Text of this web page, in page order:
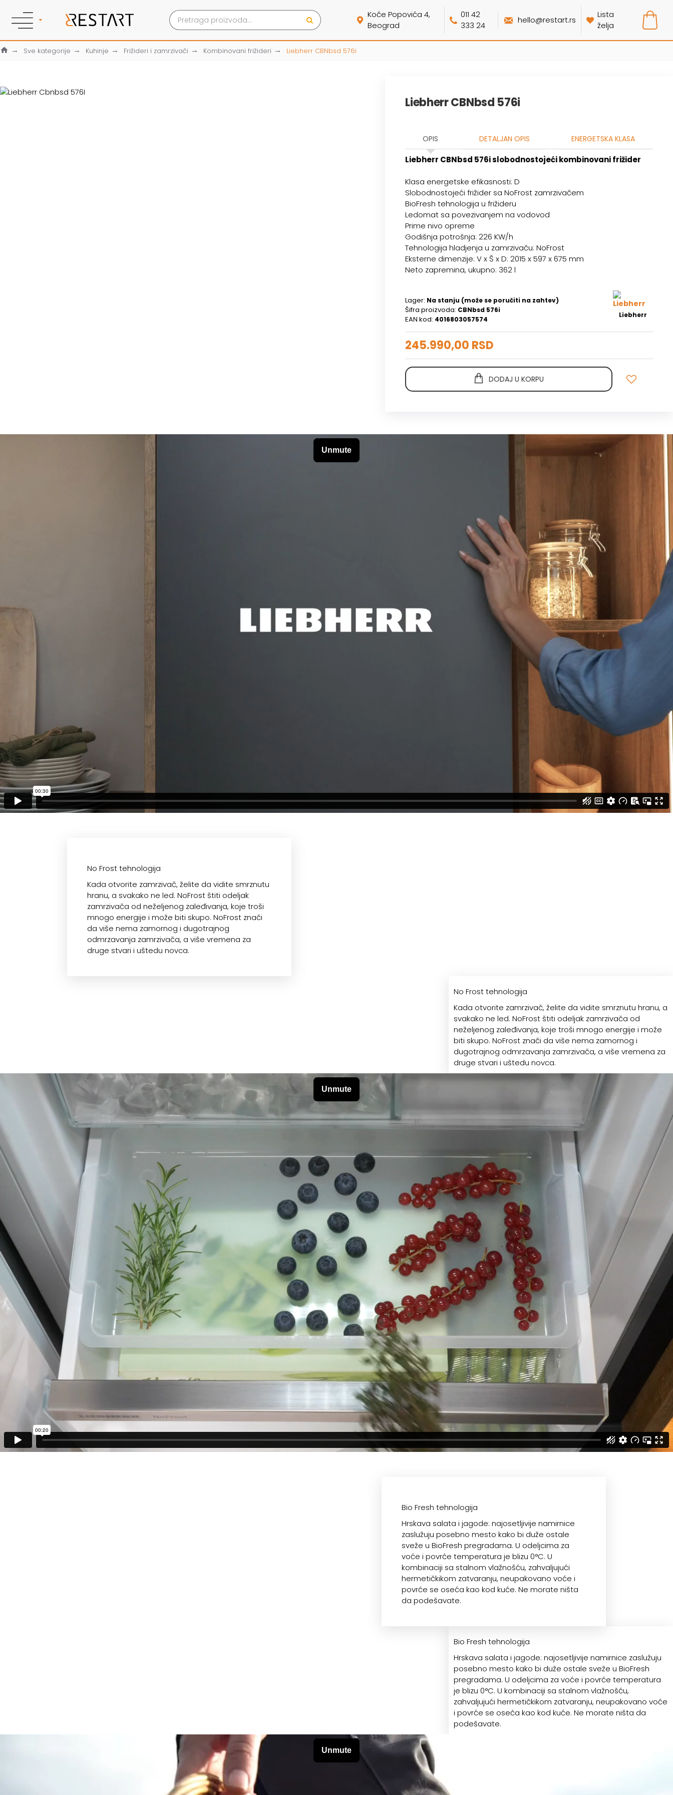
Koče Popovića 4,
Beograd
011 42
333 24
hello@restart.rs
Lista
želja
Sve kategorije Kuhinje Frižideri i zamrzivači Kombinovani frižideri Liebherr CBNbsd 576i
Liebherr CBNbsd 576i
OPIS DETALJAN OPIS ENERGETSKA KLASA
Liebherr CBNbsd 576i slobodnostojeći kombinovani frižider
Klasa energetske efikasnosti: D
Slobodnostojeći frižider sa NoFrost zamrzivačem
BioFresh tehnologija u frižideru
Ledomat sa povezivanjem na vodovod
Prime nivo opreme
Godišnja potrošnja: 226 KW/h
Tehnologija hladjenja u zamrzivaču: NoFrost
Eksterne dimenzije: V x Š x D: 2015 x 597 x 675 mm
Neto zapremina, ukupno: 362 l
Lager: Na stanju (može se poručiti na zahtev)
Šifra proizvoda: CBNbsd 576i
EAN kod: 4016803057574 Liebherr
245.990,00 RSD
DODAJ U KORPU
No Frost tehnologija
Kada otvorite zamrzivač, želite da vidite smrznutu
hranu, a svakako ne led. NoFrost štiti odeljak
zamrzivača od neželjenog zaleđivanja, koje troši
mnogo energije i može biti skupo. NoFrost znači
da više nema zamornog i dugotrajnog
odmrzavanja zamrzivača, a više vremena za
druge stvari i uštedu novca.
No Frost tehnologija
Kada otvorite zamrzivač, želite da vidite smrznutu hranu, a
svakako ne led. NoFrost štiti odeljak zamrzivača od
neželjenog zaleđivanja, koje troši mnogo energije i može
biti skupo. NoFrost znači da više nema zamornog i
dugotrajnog odmrzavanja zamrzivača, a više vremena za
druge stvari i uštedu novca.
Bio Fresh tehnologija
Hrskava salata i jagode: najosetljivije namirnice
zaslužuju posebno mesto kako bi duže ostale
sveže u BioFresh pregradama. U odeljcima za
voće i povrće temperatura je blizu 0°C. U
kombinaciji sa stalnom vlažnošću, zahvaljujući
hermetičkikom zatvaranju, neupakovano voće i
povrće se oseća kao kod kuće. Ne morate ništa
da podešavate.
Bio Fresh tehnologija
Hrskava salata i jagode: najosetljivije namirnice zaslužuju
posebno mesto kako bi duže ostale sveže u BioFresh
pregradama. U odeljcima za voće i povrće temperatura
je blizu 0°C. U kombinaciji sa stalnom vlažnošću,
zahvaljujući hermetičkikom zatvaranju, neupakovano voće
i povrće se oseća kao kod kuće. Ne morate ništa da
podešavate.